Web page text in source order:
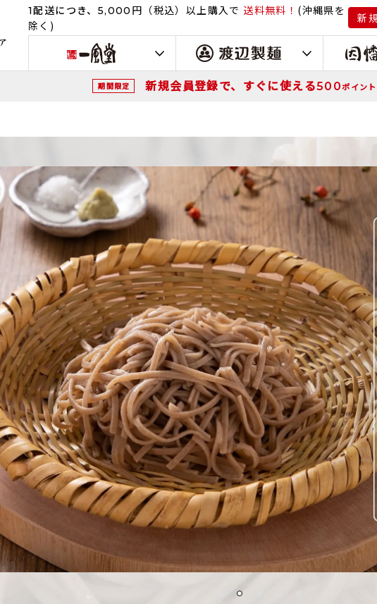
1配送につき、5,000 円（税込） 以上購入で 送料無料！ (沖縄県を
除く)
新
期間限定 新規会員登録で、すぐに使える500ポイント